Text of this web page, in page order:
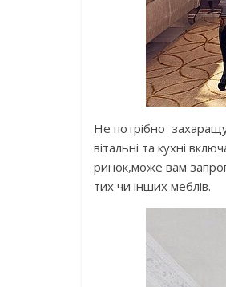
Не потрібно
вітальні та кухні
ринок,може вам
тих чи інших меблів.